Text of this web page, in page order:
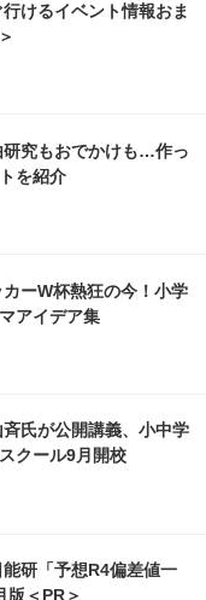
行けるイベント情報おま
研究もおでかけも…作っ
を紹介
カーW杯熱狂の今！小学
アイデア集
斉氏が公開講義、小中学
クール9月開校
能研「予想R4偏差値一
版＜PR＞